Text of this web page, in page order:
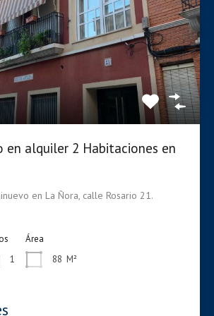
alquiler en la Alberca
totalmente amueblado con garaje y
en alquiler 2 Habitaciones en
en La Ñora, calle Rosario 21.
1
Área
88 M²